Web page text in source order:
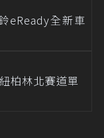
eReady全新車
柏林北賽道單